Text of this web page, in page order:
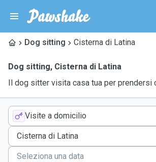
Dog sitting Cisterna di Latina
Dog sitting, Cisterna di Latina
Il dog sitter visita casa tua per prendersi
Visite a domicilio